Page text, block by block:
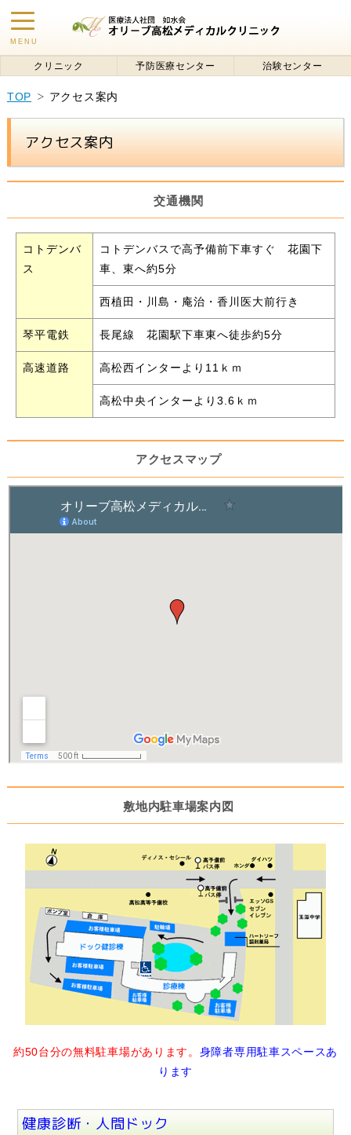
toggle
navigation
MENU
クリニック 予防医療センター 治験センター
TOP アクセス案内
アクセス案内
交通機関
コトデンバ
ス
コトデンバスで高予備前下車すぐ 花園下
車、東へ約5分
西植田・川島・庵治・香川医大前行き
琴平電鉄 長尾線 花園駅下車東へ徒歩約5分
高速道路 高松西インターより11ｋｍ
高松中央インターより3.6ｋｍ
アクセスマップ
敷地内駐車場案内図
約50台分の無料駐車場があります。 身障者専用駐車スペースあ
ります
健康診断・人間ドック